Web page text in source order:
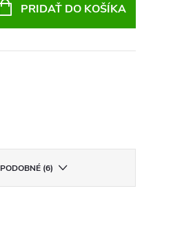
PRIDAŤ DO KOŠÍKA
PODOBNÉ (6)